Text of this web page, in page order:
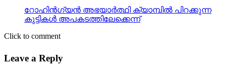
റോഹിന്‍ഗ്യന്‍ അഭയാര്‍ത്ഥി ക്യാമ്പില്‍ പിറക്കുന്ന
കുട്ടികള്‍ അപകടത്തിലേക്കെന്ന്
Click to comment
Leave a Reply